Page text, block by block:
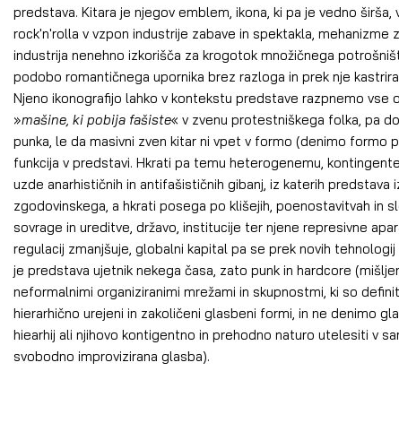
predstava. Kitara je njegov emblem, ikona, ki pa je vedno
rock'n'rolla v vzpon industrije zabave in spektakla,
industrija nenehno izkorišča za krogotok množičnega
podobo romantičnega upornika brez razloga in prek nje
Njeno ikonografijo lahko v kontekstu predstave razpnemo vse
»mašine, ki pobija fašiste« v zvenu protestniškega folka, pa
punka, le da masivni zven kitar ni vpet v formo (denimo formo
funkcija v predstavi. Hkrati pa temu heterogenemu,
uzde anarhističnih in antifašističnih gibanj, iz katerih predstava
zgodovinskega, a hkrati posega po klišejih, poenostavitvah in
sovrage in ureditve, državo, institucije ter njene represivne
regulacij zmanjšuje, globalni kapital pa se prek novih
je predstava ujetnik nekega časa, zato punk in hardcore
neformalnimi organiziranimi mrežami in skupnostmi, ki so
hierarhično urejeni in zakoličeni glasbeni formi, in ne denimo
hiearhij ali njihovo kontigentno in prehodno naturo utelesiti v
svobodno improvizirana glasba).